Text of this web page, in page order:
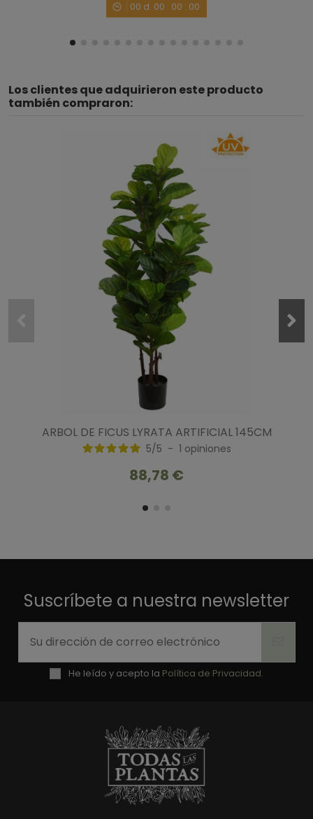
00 d. 00 : 00 : 00
Los clientes que adquirieron este producto
también compraron:
ARBOL DE FICUS LYRATA ARTIFICIAL 145CM
5/5 - 1 opiniones
88,78 €
Suscríbete a nuestra newsletter
He leído y acepto la Política de Privacidad.